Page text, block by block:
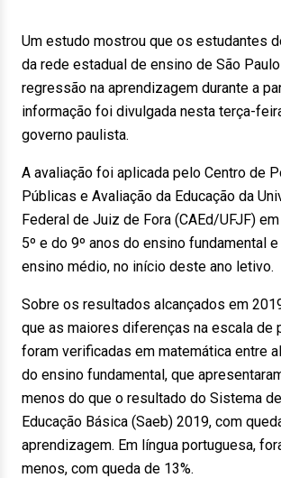
Um estudo mostrou que os estudantes
da rede estadual de ensino de São
regressão na aprendizagem durante a
informação foi divulgada nesta terça-
governo paulista.
A avaliação foi aplicada pelo Centro de
Públicas e Avaliação da Educação da
Federal de Juiz de Fora (CAEd/UFJF)
5º e do 9º anos do ensino fundamental
ensino médio, no início deste ano letivo.
Sobre os resultados alcançados em
que as maiores diferenças na escala de
foram verificadas em matemática entre
do ensino fundamental, que
menos do que o resultado do Sistema
Educação Básica (Saeb) 2019, com
aprendizagem. Em língua portuguesa,
menos, com queda de 13%.